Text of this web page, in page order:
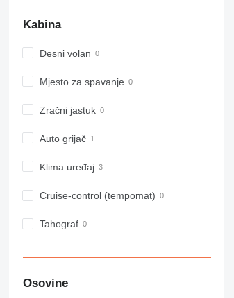
Kabina
Desni volan
Mjesto za spavanje
Zračni jastuk
Auto grijač
Klima uređaj
Cruise-control (tempomat)
Tahograf
Osovine